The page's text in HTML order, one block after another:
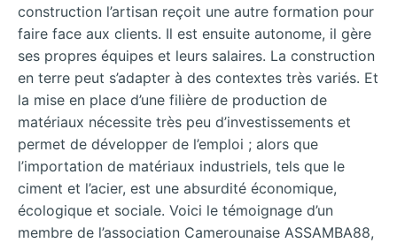
construction l’artisan reçoit une autre formation pour
faire face aux clients. Il est ensuite autonome, il gère
ses propres équipes et leurs salaires. La construction
en terre peut s’adapter à des contextes très variés. Et
la mise en place d’une filière de production de
matériaux nécessite très peu d’investissements et
permet de développer de l’emploi ; alors que
l’importation de matériaux industriels, tels que le
ciment et l’acier, est une absurdité économique,
écologique et sociale. Voici le témoignage d’un
membre de l’association Camerounaise ASSAMBA88,